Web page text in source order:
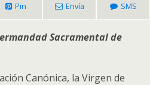
Pin Envía SMS
Sacramental de
Canónica, la Virgen de